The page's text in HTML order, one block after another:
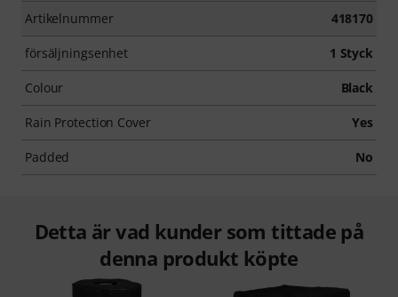
Artikelnummer 418170
försäljningsenhet 1 Styck
Colour Black
Rain Protection Cover Yes
Padded No
Detta är vad kunder som tittade på
denna produkt köpte